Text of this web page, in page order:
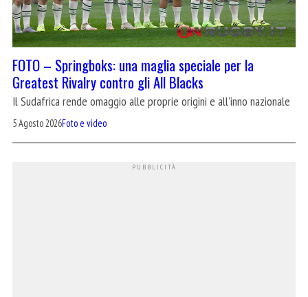
FOTO – Springboks: una maglia speciale per la
Greatest Rivalry contro gli All Blacks
Il Sudafrica rende omaggio alle proprie origini e all'inno nazionale
5 Agosto 2026Foto e video